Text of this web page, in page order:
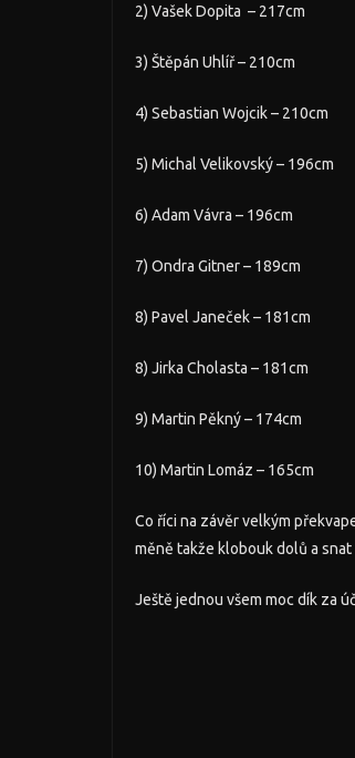
2) Vašek Dopita – 217cm
3) Štěpán Uhlíř – 210cm
4) Sebastian Wojcik – 210cm
5) Michal Velikovský – 196cm
6) Adam Vávra – 196cm
7) Ondra Gitner – 189cm
8) Pavel Janeček – 181cm
8) Jirka Cholasta – 181cm
9) Martin Pěkný – 174cm
10) Martin Lomáz – 165cm
Co říci na závěr velkým
měně takže klobouk dolů a
Ještě jednou všem moc dík za